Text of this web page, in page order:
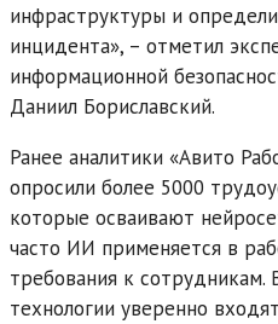
инфраструктуры и
инцидента», – отметил
информационной
Даниил Бориславский.
Ранее аналитики «Авито
опросили более 5000
которые осваивают
часто ИИ применяется в
требования к сотрудникам.
технологии уверенно